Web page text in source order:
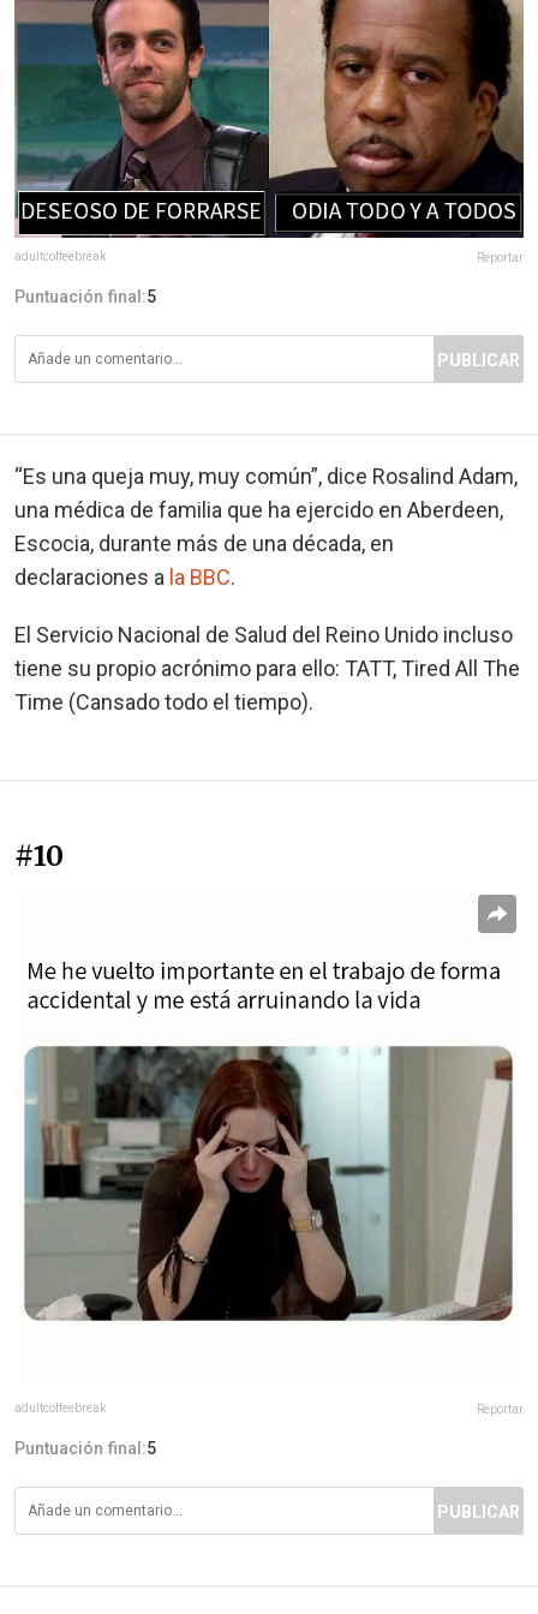
adultcoffeebreak Reportar
Puntuación final:5
PUBLICAR
“Es una queja muy, muy común”, dice Rosalind Adam,
una médica de familia que ha ejercido en Aberdeen,
Escocia, durante más de una década, en
declaraciones a la BBC.
El Servicio Nacional de Salud del Reino Unido incluso
tiene su propio acrónimo para ello: TATT, Tired All The
Time (Cansado todo el tiempo).
#10
adultcoffeebreak Reportar
Puntuación final:5
PUBLICAR